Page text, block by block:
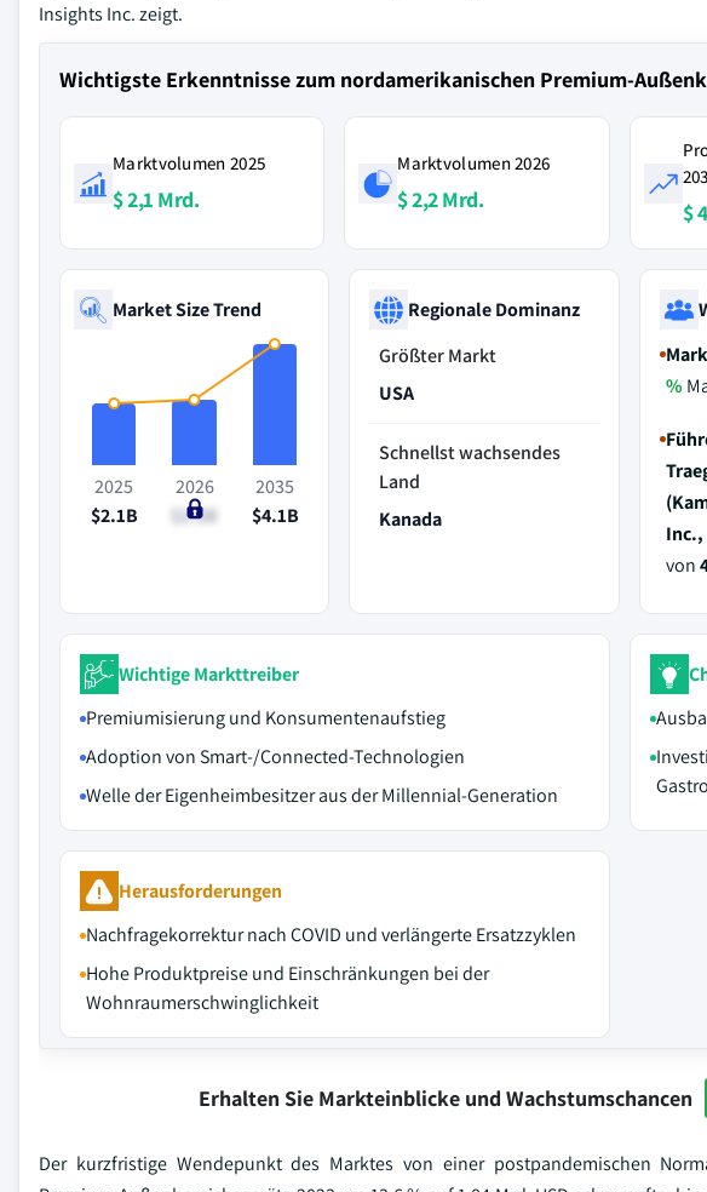
Insights Inc. zeigt.
Wichtigste Erkenntnisse zum nordamerikanischen Premium-
Marktvolumen 2025
$ 2,1 Mrd.
Marktvolumen 2026
$ 2,2 Mrd. $
Market Size Trend
2025
$2.1B
2026
$2.2B
2035
$4.1B
Regionale Dominanz
Größter Markt
USA
Schnellst wachsendes
Land
Kanada
%
Inc.,
von
Wichtige Markttreiber
Premiumisierung und Konsumentenaufstieg
Adoption von Smart-/Connected-Technologien
Welle der Eigenheimbesitzer aus der Millennial-Generation
Herausforderungen
Nachfragekorrektur nach COVID und verlängerte Ersatzzyklen
Hohe Produktpreise und Einschränkungen bei der
Wohnraumerschwinglichkeit
Erhalten Sie Markteinblicke und Wachstumschancen
Der kurzfristige Wendepunkt des Marktes von einer postpandemischen